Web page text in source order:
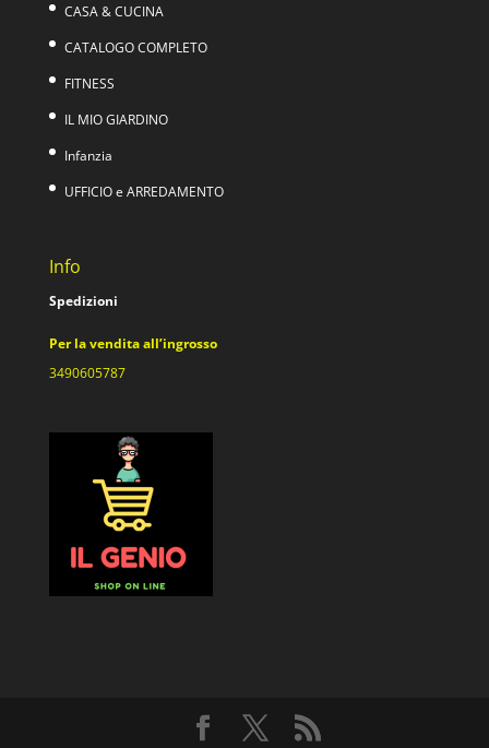
CASA & CUCINA
CATALOGO COMPLETO
FITNESS
IL MIO GIARDINO
Infanzia
UFFICIO e ARREDAMENTO
Info
Spedizioni
Per la vendita all’ingrosso
3490605787